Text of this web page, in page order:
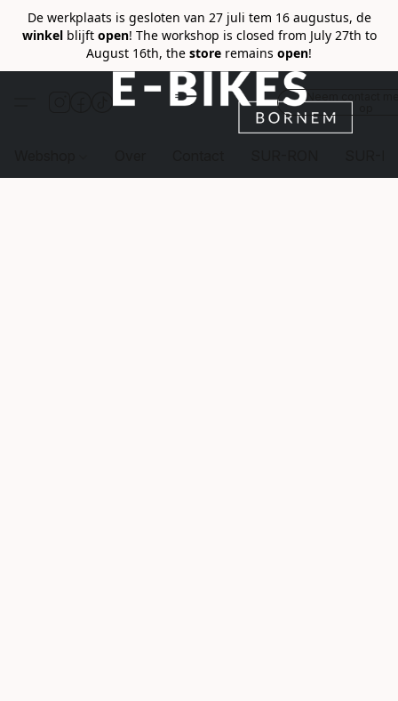
De werkplaats is gesloten van 27 juli tem 16 augustus, de
winkelblijft open! The workshop is closed from July 27th to
August 16th, the store remains open!
Neem contact